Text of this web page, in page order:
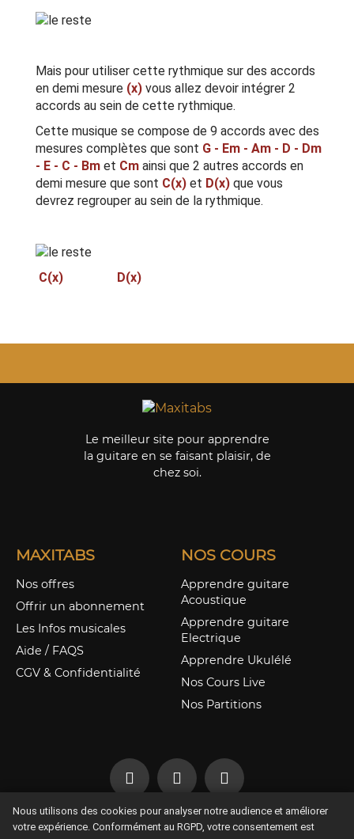
Mais pour utiliser cette rythmique sur des accords
en demi mesure (x) vous allez devoir intégrer 2
accords au sein de cette rythmique.
Cette musique se compose de 9 accords avec des
mesures complètes que sont G - Em - Am - D - Dm
- E - C - Bm et Cm ainsi que 2 autres accords en
demi mesure que sont C(x) et D(x) que vous
devrez regrouper au sein de la rythmique.
C(x) D(x)
Le meilleur site pour apprendre
la guitare en se faisant plaisir, de
chez soi.
MAXITABS
Nos offres
Offrir un abonnement
Les Infos musicales
Aide / FAQS
CGV & Confidentialité
NOS COURS
Apprendre guitare
Acoustique
Apprendre guitare
Electrique
Apprendre Ukulélé
Nos Cours Live
Nos Partitions
Offrir un abonnement
Nous utilisons des cookies pour analyser notre audience et améliorer
votre expérience. Conformément au RGPD, votre consentement est